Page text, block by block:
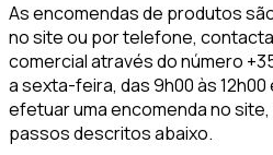
As encomendas de produtos
no site ou por telefone,
comercial através do número
a sexta-feira, das 9h00 às 12h00
efetuar uma encomenda no
passos descritos abaixo.